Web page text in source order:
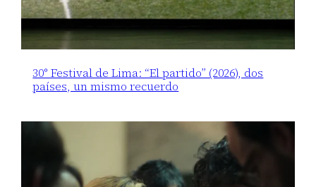
30° Festival de Lima: “El partido” (2026), dos
países, un mismo recuerdo